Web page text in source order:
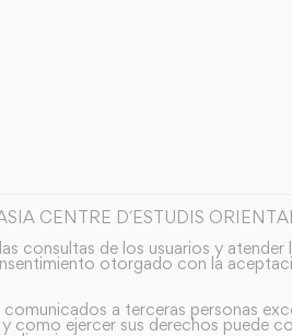
CENTRE D´ESTUDIS
consultas de los usuarios y atender
otorgado con la
a terceras personas
como ejercer sus derechos puede